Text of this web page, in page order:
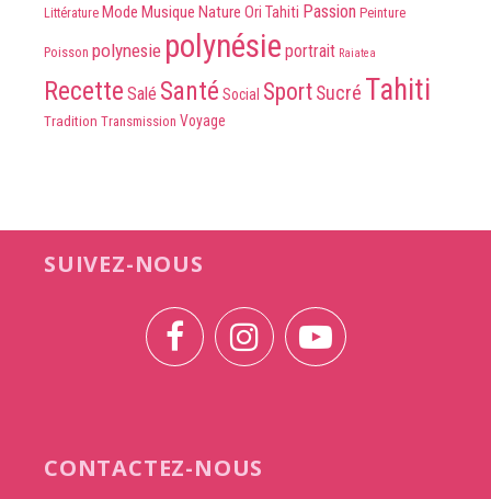
Littérature Mode Musique Nature Ori Tahiti Passion Peinture
Poisson polynesie polynésie portrait Raiatea
Recette Salé Santé Social SportSucré Tahiti
Tradition Transmission Voyage
SUIVEZ-NOUS
CONTACTEZ-NOUS